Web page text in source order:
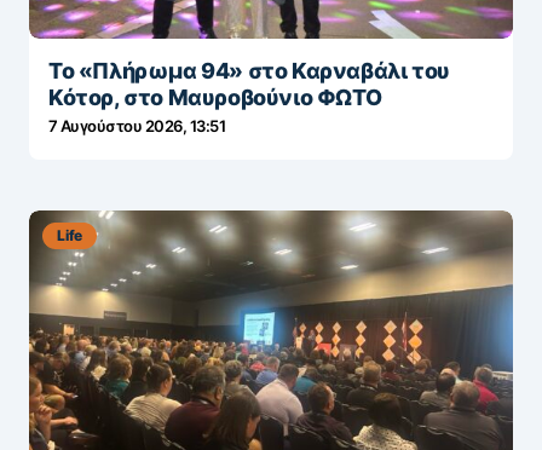
Το «Πλήρωμα 94» στο Καρναβάλι του
Κότορ, στο Μαυροβούνιο ΦΩΤΟ
7 Αυγούστου 2026, 13:51
Life